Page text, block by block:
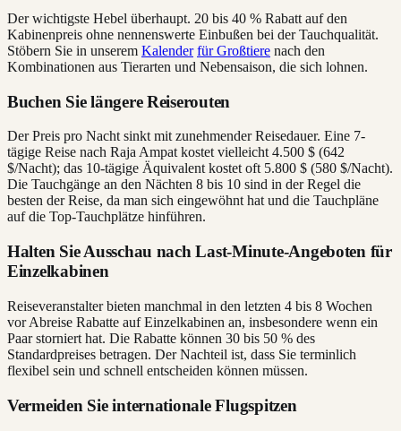
Der wichtigste Hebel überhaupt. 20 bis 40 % Rabatt auf den
Kabinenpreis ohne nennenswerte Einbußen bei der Tauchqualität.
Stöbern Sie in unserem Kalender für Großtiere nach den
Kombinationen aus Tierarten und Nebensaison, die sich lohnen.
Buchen Sie längere Reiserouten
Der Preis pro Nacht sinkt mit zunehmender Reisedauer. Eine 7-
tägige Reise nach Raja Ampat kostet vielleicht 4.500 $ (642
$/Nacht); das 10-tägige Äquivalent kostet oft 5.800 $ (580 $/Nacht).
Die Tauchgänge an den Nächten 8 bis 10 sind in der Regel die
besten der Reise, da man sich eingewöhnt hat und die Tauchpläne
auf die Top-Tauchplätze hinführen.
Halten Sie Ausschau nach Last-Minute-Angeboten für
Einzelkabinen
Reiseveranstalter bieten manchmal in den letzten 4 bis 8 Wochen
vor Abreise Rabatte auf Einzelkabinen an, insbesondere wenn ein
Paar storniert hat. Die Rabatte können 30 bis 50 % des
Standardpreises betragen. Der Nachteil ist, dass Sie terminlich
flexibel sein und schnell entscheiden können müssen.
Vermeiden Sie internationale Flugspitzen